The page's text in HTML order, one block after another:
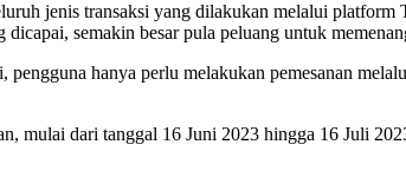
jenis transaksi yang dilakukan melalui
semakin besar pula peluang untuk
hanya perlu melakukan pemesanan
mulai dari tanggal 16 Juni 2023 hingga 16 Juli